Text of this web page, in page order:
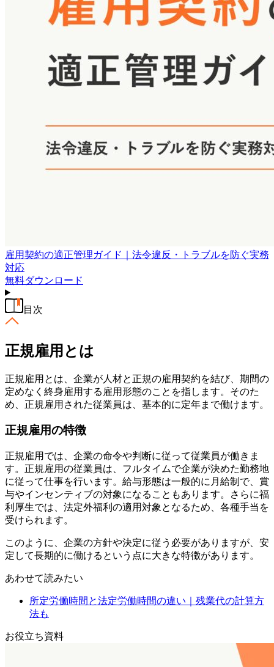
雇用契約の適正管理ガイド｜法令違反・トラブルを防ぐ実務
対応
無料ダウンロード
目次
正規雇用とは
正規雇用とは、企業が人材と正規の雇用契約を結び、期間の
定めなく終身雇用する雇用形態のことを指します。そのた
め、正規雇用された従業員は、基本的に定年まで働けます。
正規雇用の特徴
正規雇用では、企業の命令や判断に従って従業員が働きま
す。正規雇用の従業員は、フルタイムで企業が決めた勤務地
に従って仕事を行います。給与形態は一般的に月給制で、賞
与やインセンティブの対象になることもあります。さらに福
利厚生では、法定外福利の適用対象となるため、各種手当を
受けられます。
このように、企業の方針や決定に従う必要がありますが、安
定して長期的に働けるという点に大きな特徴があります。
あわせて読みたい
所定労働時間と法定労働時間の違い｜残業代の計算方
法も
お役立ち資料